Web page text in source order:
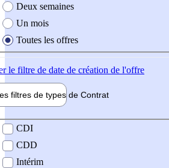
Deux semaines
Un mois
Toutes les offres
le filtre de date de création de l'offre
filtres de types de Contrat
contrat
CDI
CDD
Intérim